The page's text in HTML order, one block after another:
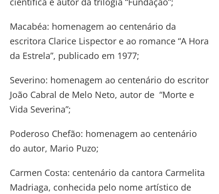
Macabéa: homenagem ao centenário da
escritora Clarice Lispector e ao romance “A Hora
da Estrela”, publicado em 1977;
Severino: homenagem ao centenário do escritor
João Cabral de Melo Neto, autor de “Morte e
Vida Severina”;
Poderoso Chefão: homenagem ao centenário
do autor, Mario Puzo;
Carmen Costa: centenário da cantora Carmelita
Madriaga, conhecida pelo nome artístico de